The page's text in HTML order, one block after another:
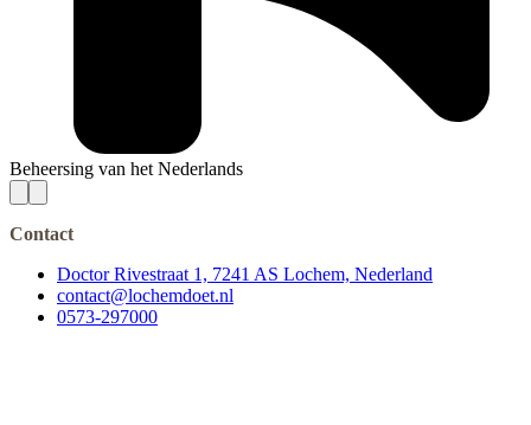
Beheersing van het Nederlands
Contact
Doctor Rivestraat 1, 7241 AS Lochem, Nederland
contact@lochemdoet.nl
0573-297000